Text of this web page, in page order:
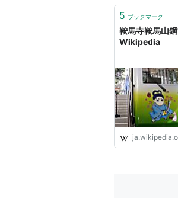
5 ブックマーク
鞍馬寺鞍馬山
Wikipedia